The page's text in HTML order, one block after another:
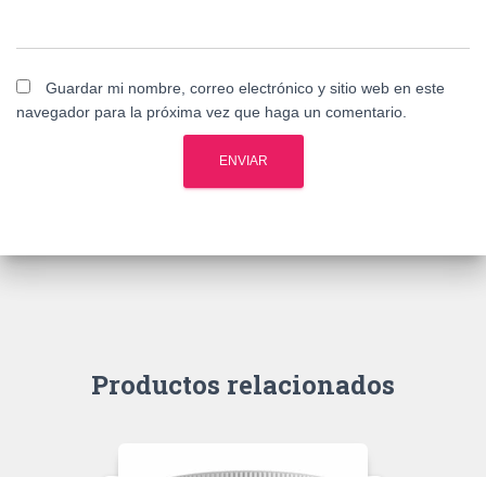
Guardar mi nombre, correo electrónico y sitio web en este
navegador para la próxima vez que haga un comentario.
Productos relacionados